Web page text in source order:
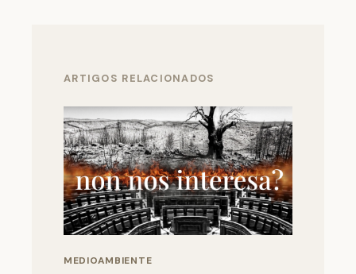
ARTIGOS RELACIONADOS
MEDIOAMBIENTE